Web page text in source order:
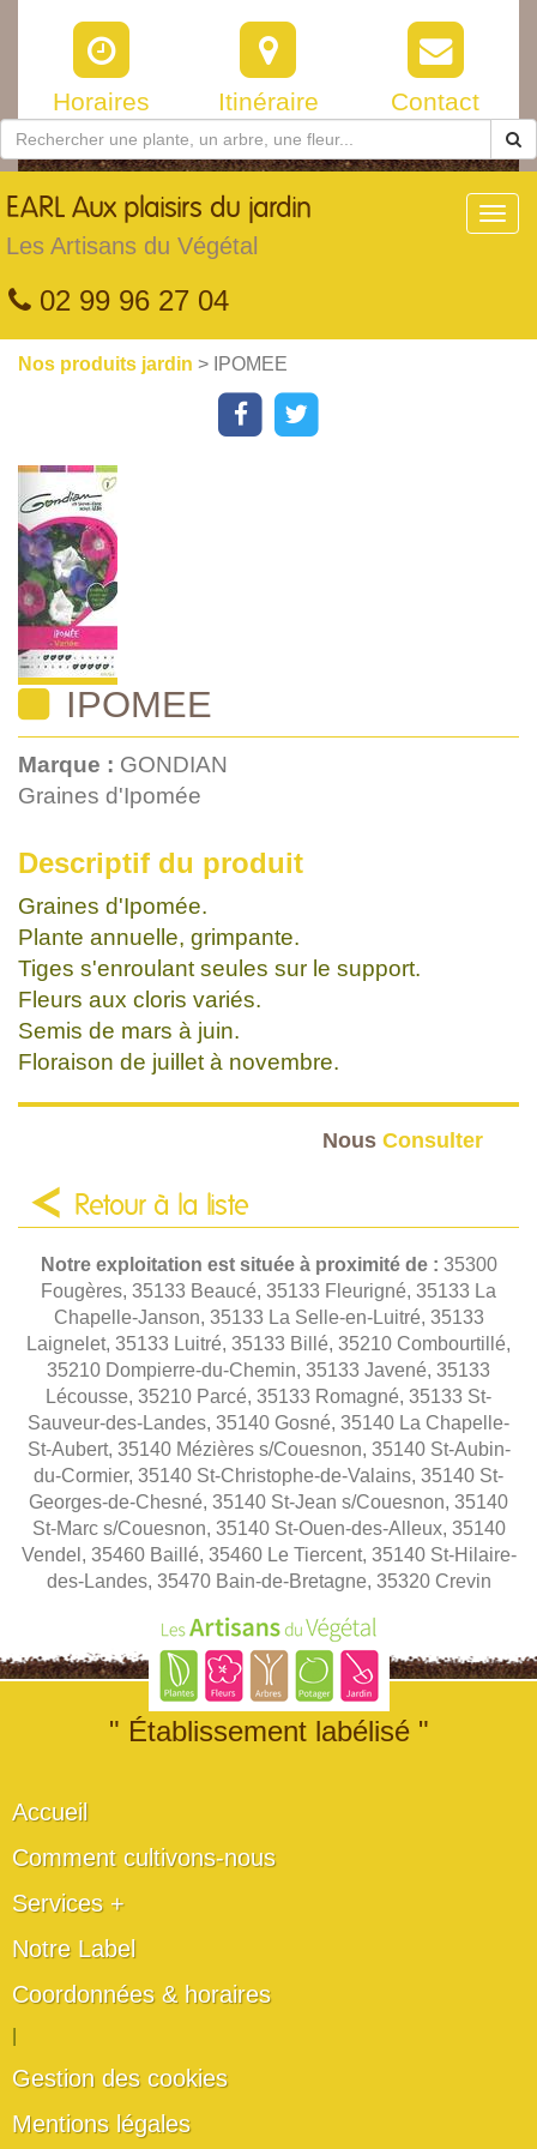
Horaires Itinéraire Contact
EARL Aux plaisirs du jardin
Les Artisans du Végétal
02 99 96 27 04
Nos produits jardin > IPOMEE
IPOMEE
Marque : GONDIAN
Graines d'Ipomée
Descriptif du produit
Graines d'Ipomée.
Plante annuelle, grimpante.
Tiges s'enroulant seules sur le support.
Fleurs aux cloris variés.
Semis de mars à juin.
Floraison de juillet à novembre.
Nous Consulter
Retour à la liste
Notre exploitation est située à proximité de : 35300
Fougères, 35133 Beaucé, 35133 Fleurigné, 35133 La
Chapelle-Janson, 35133 La Selle-en-Luitré, 35133
Laignelet, 35133 Luitré, 35133 Billé, 35210 Combourtillé,
35210 Dompierre-du-Chemin, 35133 Javené, 35133
Lécousse, 35210 Parcé, 35133 Romagné, 35133 St-
Sauveur-des-Landes, 35140 Gosné, 35140 La Chapelle-
St-Aubert, 35140 Mézières s/Couesnon, 35140 St-Aubin-
du-Cormier, 35140 St-Christophe-de-Valains, 35140 St-
Georges-de-Chesné, 35140 St-Jean s/Couesnon, 35140
St-Marc s/Couesnon, 35140 St-Ouen-des-Alleux, 35140
Vendel, 35460 Baillé, 35460 Le Tiercent, 35140 St-Hilaire-
des-Landes, 35470 Bain-de-Bretagne, 35320 Crevin
" Établissement labélisé "
Accueil
Comment cultivons-nous
Services +
Notre Label
Coordonnées & horaires
Gestion des cookies
Mentions légales